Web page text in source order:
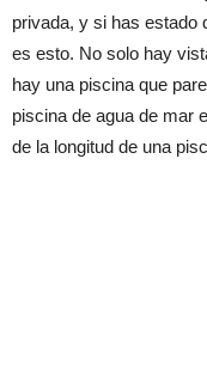
privada, y si has estado
es esto. No solo hay
hay una piscina que
piscina de agua de mar
de la longitud de una